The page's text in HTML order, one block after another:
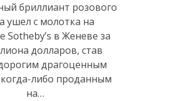
бриллиант розового
ушел с молотка на
Sotheby’s в Женеве за
долларов, став
драгоценным
либо проданным
на…